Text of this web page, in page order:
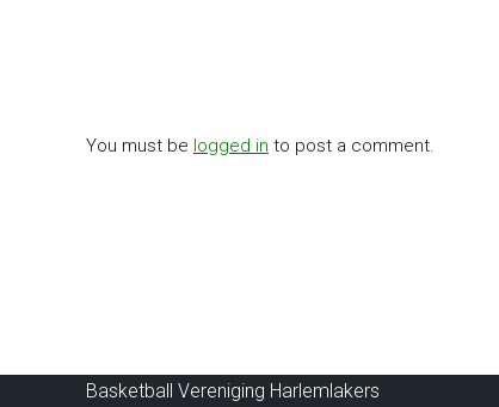
You must be logged in to post a comment.
Basketball Vereniging Harlemlakers